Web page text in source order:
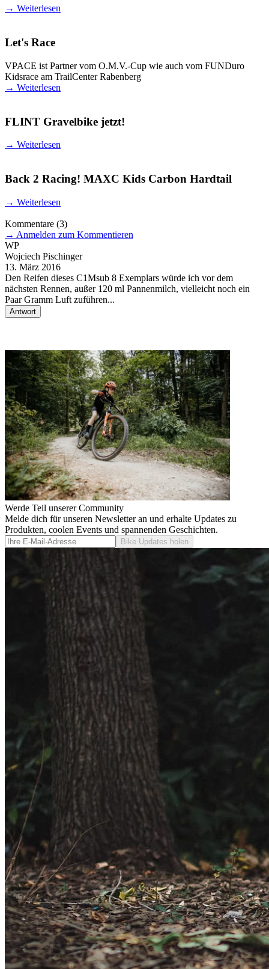
→ Weiterlesen
Let's Race
VPACE ist Partner vom O.M.V.-Cup wie auch vom FUNDuro
Kidsrace am TrailCenter Rabenberg
→ Weiterlesen
FLINT Gravelbike jetzt!
→ Weiterlesen
Back 2 Racing! MAXC Kids Carbon Hardtail
→ Weiterlesen
Kommentare (3)
→ Anmelden zum Kommentieren
WP
Wojciech Pischinger
13. März 2016
Den Reifen dieses C1Msub 8 Exemplars würde ich vor dem
nächsten Rennen, außer 120 ml Pannenmilch, vielleicht noch ein
Paar Gramm Luft zuführen...
Antwort
Werde Teil unserer Community
Melde dich für unseren Newsletter an und erhalte Updates zu
Produkten, coolen Events und spannenden Geschichten.
Bike Updates holen